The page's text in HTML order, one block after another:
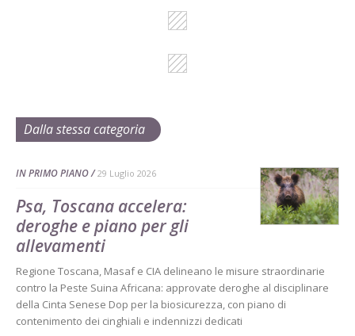
Dalla stessa categoria
IN PRIMO PIANO 29 Luglio 2026
Psa, Toscana accelera:
deroghe e piano per gli
allevamenti
Regione Toscana, Masaf e CIA delineano le misure straordinarie
contro la Peste Suina Africana: approvate deroghe al disciplinare
della Cinta Senese Dop per la biosicurezza, con piano di
contenimento dei cinghiali e indennizzi dedicati